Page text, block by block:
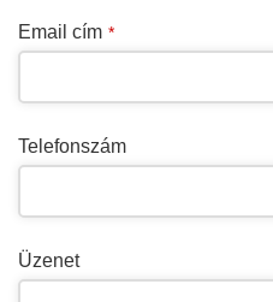
Email cím *
Telefonszám
Üzenet